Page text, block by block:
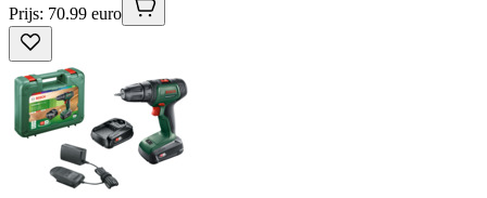
Prijs: 70.99 euro